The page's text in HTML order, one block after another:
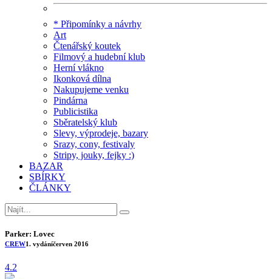
* Připomínky a návrhy
Art
Čtenářský koutek
Filmový a hudební klub
Herní vlákno
Ikonková dílna
Nakupujeme venku
Pindárna
Publicistika
Sběratelský klub
Slevy, výprodeje, bazary
Srazy, cony, festivaly
Stripy, jouky, fejky :)
BAZAR
SBÍRKY
ČLÁNKY
Parker: Lovec
CREW1. vydáníčerven 2016
4.2